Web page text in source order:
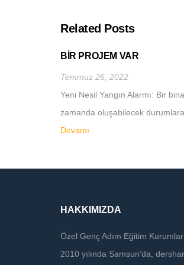
Related Posts
BİR PROJEM VAR
Temmuz 26, 2022
Yeni Nesil Yangın Alarmı: Bir
zamanda oluşabilecek
Devamı
HAKKIMIZDA
Özel Genç Adım Eğitim
2010 yılında Samsun’da,